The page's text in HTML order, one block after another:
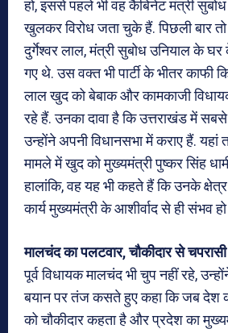
हो, इससे पहले भी वह कैबिनेट मंत्री
खुलकर विरोध जता चुके हैं. पिछली बार
दुर्गेश्वर लाल, मंत्री सुबोध उनियाल के
गए थे. उस वक्त भी पार्टी के भीतर काफी
लाल खुद को बेबाक और कामकाजी
रहे हैं. उनका दावा है कि उत्तराखंड में सबसे
उन्होंने अपनी विधानसभा में कराए हैं.
मामले में खुद को मुख्यमंत्री पुष्कर सिंह
हालांकि, वह यह भी कहते हैं कि उनके
कार्य मुख्यमंत्री के आशीर्वाद से ही संभव हो
मालचंद का पलटवार, चौकीदार से
पूर्व विधायक मालचंद भी चुप नहीं रहे,
बयान पर तंज कसते हुए कहा कि जब देश
को चौकीदार कहता है और प्रदेश का